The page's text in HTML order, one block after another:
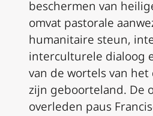
beschermen van
omvat pastorale
humanitaire steun,
interculturele dialoog
van de wortels van
zijn geboorteland. De
overleden paus